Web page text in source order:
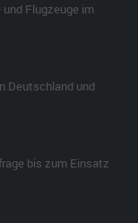
Flugzeuge im
Deutschland und
bis zum Einsatz